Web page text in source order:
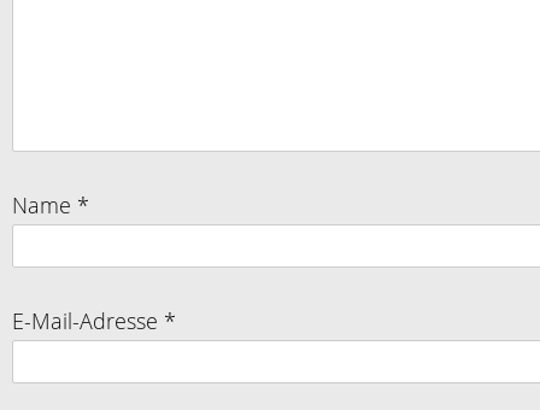
Name *
E-Mail-Adresse *